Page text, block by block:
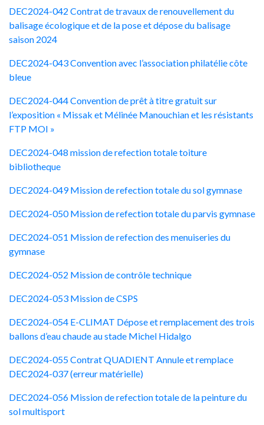
DEC2024-042 Contrat de travaux de renouvellement du
balisage écologique et de la pose et dépose du balisage
saison 2024
DEC2024-043 Convention avec l’association philatélie côte
bleue
DEC2024-044 Convention de prêt à titre gratuit sur
l’exposition « Missak et Mélinée Manouchian et les résistants
FTP MOI »
DEC2024-048 mission de refection totale toiture
bibliotheque
DEC2024-049 Mission de refection totale du sol gymnase
DEC2024-050 Mission de refection totale du parvis gymnase
DEC2024-051 Mission de refection des menuiseries du
gymnase
DEC2024-052 Mission de contrôle technique
DEC2024-053 Mission de CSPS
DEC2024-054 E-CLIMAT Dépose et remplacement des trois
ballons d’eau chaude au stade Michel Hidalgo
DEC2024-055 Contrat QUADIENT Annule et remplace
DEC2024-037 (erreur matérielle)
DEC2024-056 Mission de refection totale de la peinture du
sol multisport